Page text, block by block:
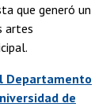
que generó un
artes
Departamento
de